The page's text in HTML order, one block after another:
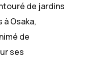
de jardins
Osaka,
de
ses